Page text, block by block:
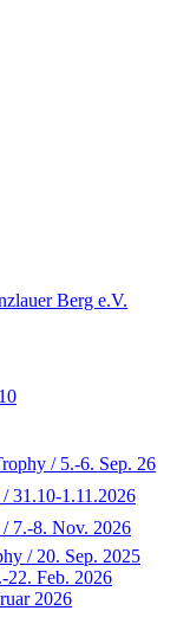
Berg e.V.
/ 5.-6. Sep. 26
31.10-1.11.2026
7.-8. Nov. 2026
/ 20. Sep. 2025
22. Feb. 2026
2026